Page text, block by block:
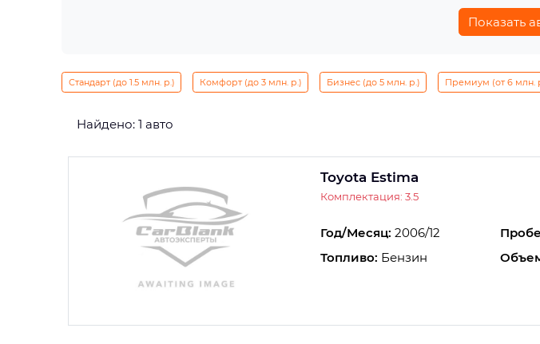
Показать
Стандарт (до 1.5 млн. р.) Комфорт (до 3 млн. р.) Бизнес (до 5 млн. р.) Премиум (от 6 млн.
Найдено: 1 авто
Toyota Estima
Комплектация: 3.5
Год/Месяц: 2006/12
Топливо: Бензин